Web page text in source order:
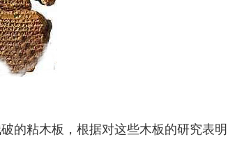
的粘木板，根据对这些木板的研究表明